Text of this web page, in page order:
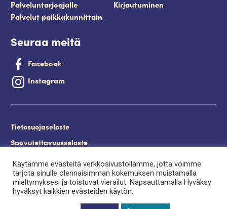
Palveluntarjoajalle
Kirjautuminen
Palvelut paikkakunnittain
Seuraa meitä
Facebook
Instagram
Tietosuojaseloste
Saavutettavuusseloste
Palveluntuottajan kirjautuminen.
Käytämme evästeitä verkkosivustollamme, jotta voimme
tarjota sinulle olennaisimman kokemuksen muistamalla
mieltymyksesi ja toistuvat vierailut. Napsauttamalla Hyväksy
hyväksyt kaikkien evästeiden käytön.